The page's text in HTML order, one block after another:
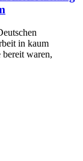
in kaum
bereit waren,